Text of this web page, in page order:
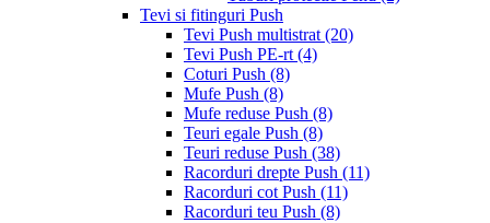
Tevi si fitinguri Push
Tevi Push multistrat (20)
Tevi Push PE-rt (4)
Coturi Push (8)
Mufe Push (8)
Mufe reduse Push (8)
Teuri egale Push (8)
Teuri reduse Push (38)
Racorduri drepte Push (11)
Racorduri cot Push (11)
Racorduri teu Push (8)